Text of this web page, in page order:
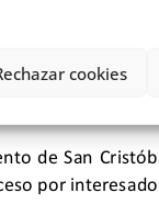
cookies